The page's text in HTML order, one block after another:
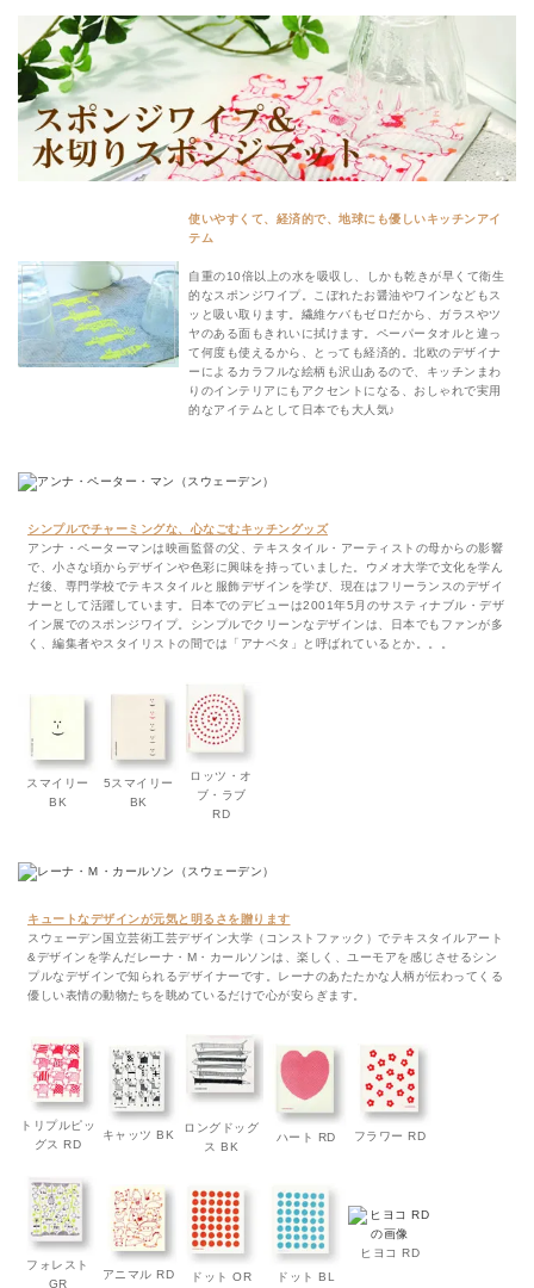
使いやすくて、経済的で、地球にも優しいキッチンアイ
テム
自重の10倍以上の水を吸収し、しかも乾きが早くて衛生
的なスポンジワイプ。こぼれたお醤油やワインなどもス
ッと吸い取ります。繊維ケバもゼロだから、ガラスやツ
ヤのある面もきれいに拭けます。ペーパータオルと違っ
て何度も使えるから、とっても経済的。北欧のデザイナ
ーによるカラフルな絵柄も沢山あるので、キッチンまわ
りのインテリアにもアクセントになる、おしゃれで実用
的なアイテムとして日本でも大人気♪
シンプルでチャーミングな、心なごむキッチングッズ
アンナ・ペーターマンは映画監督の父、テキスタイル・アーティストの母からの影響
で、小さな頃からデザインや色彩に興味を持っていました。ウメオ大学で文化を学ん
だ後、専門学校でテキスタイルと服飾デザインを学び、現在はフリーランスのデザイ
ナーとして活躍しています。日本でのデビューは2001年5月のサスティナブル・デザ
イン展でのスポンジワイプ。シンプルでクリーンなデザインは、日本でもファンが多
く、編集者やスタイリストの間では「アナペタ」と呼ばれているとか。。。
スマイリー
BK
5スマイリー
BK
ロッツ・オ
ブ・ラブ
RD
キュートなデザインが元気と明るさを贈ります
スウェーデン国立芸術工芸デザイン大学（コンストファック）でテキスタイルアート
&デザインを学んだレーナ・M・カールソンは、楽しく、ユーモアを感じさせるシン
プルなデザインで知られるデザイナーです。レーナのあたたかな人柄が伝わってくる
優しい表情の動物たちを眺めているだけで心が安らぎます。
トリプルピッ
グス RD
キャッツ BK
ロングドッグ
ス BK
ハート RD フラワー RD
フォレスト
GR
アニマル RD ドット OR ドット BL
ヒヨコ RD